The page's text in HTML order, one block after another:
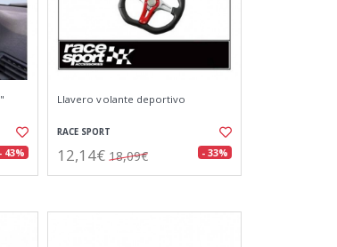
- 43%
Llavero volante deportivo
RACE SPORT
12,14€ 18,09€ - 33%